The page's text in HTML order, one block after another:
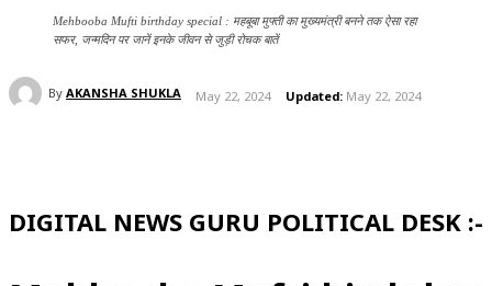
Mehbooba Mufti birthday special : महबूबा मुफ्ती का मुख्यमंत्री बनने तक ऐसा रहा
सफर, जन्मदिन पर जानें इनके जीवन से जुड़ी रोचक बातें
By AKANSHA SHUKLA May 22, 2024 Updated: May 22, 2024
DIGITAL NEWS GURU POLITICAL DESK :-